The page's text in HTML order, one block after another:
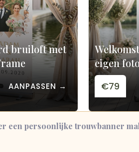
bruiloft met
AANPASSEN →
eigen
€79
een persoonlijke trouwbanner